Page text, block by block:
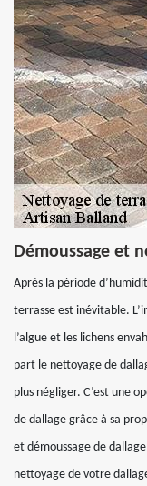
Démoussage et
Après la période
terrasse est inévitable.
l’algue et les lichens
part le nettoyage de
plus négliger. C’est une
de dallage grâce à sa
et démoussage de
nettoyage de votre